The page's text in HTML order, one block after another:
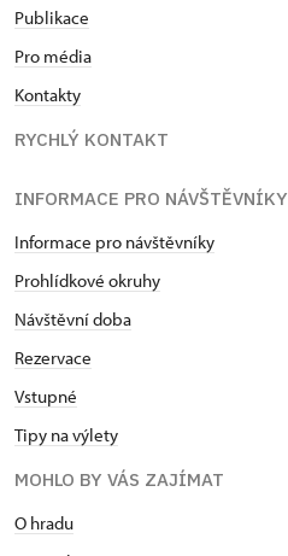
Publikace
Pro média
Kontakty
RYCHLÝ KONTAKT
INFORMACE PRO NÁVŠTĚVNÍKY
Informace pro návštěvníky
Prohlídkové okruhy
Návštěvní doba
Rezervace
Vstupné
Tipy na výlety
MOHLO BY VÁS ZAJÍMAT
O hradu